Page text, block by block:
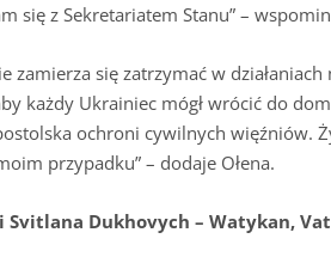
się z Sekretariatem Stanu” –
zamierza się zatrzymać w
każdy Ukrainiec mógł wrócić do
ochroni cywilnych więźniów.
przypadku” – dodaje Ołena.
Svitlana Dukhovych – Watykan,